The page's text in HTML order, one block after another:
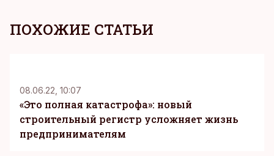
ПОХОЖИЕ СТАТЬИ
08.06.22, 10:07
«Это полная катастрофа»: новый
строительный регистр усложняет жизнь
предпринимателям